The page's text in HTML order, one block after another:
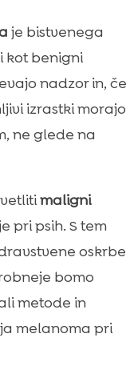
je bistvenega
kot benigni
nadzor in, če
izrastki morajo
ne glede na
maligni
pri psih. S tem
oskrbe
bomo
metode in
melanoma pri